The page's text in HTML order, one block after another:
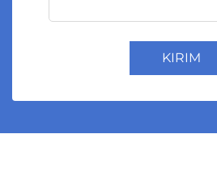
KIRIM